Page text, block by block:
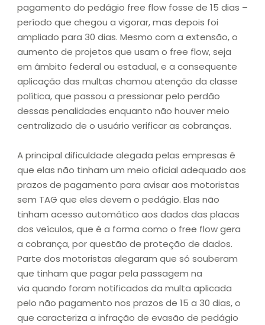
pagamento do pedágio free flow fosse de 15 dias –
período que chegou a vigorar, mas depois foi
ampliado para 30 dias. Mesmo com a extensão, o
aumento de projetos que usam o free flow, seja
em âmbito federal ou estadual, e a consequente
aplicação das multas chamou atenção da classe
política, que passou a pressionar pelo perdão
dessas penalidades enquanto não houver meio
centralizado de o usuário verificar as cobranças.
A principal dificuldade alegada pelas empresas é
que elas não tinham um meio oficial adequado aos
prazos de pagamento para avisar aos motoristas
sem TAG que eles devem o pedágio. Elas não
tinham acesso automático aos dados das placas
dos veículos, que é a forma como o free flow gera
a cobrança, por questão de proteção de dados.
Parte dos motoristas alegaram que só souberam
que tinham que pagar pela passagem na
via quando foram notificados da multa aplicada
pelo não pagamento nos prazos de 15 a 30 dias, o
que caracteriza a infração de evasão de pedágio